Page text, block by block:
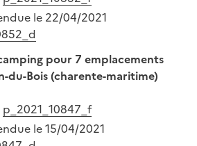
le 22/04/2021
pour 7 emplacements
du-Bois (charente-maritime)
p_2021_10847_f
le 15/04/2021